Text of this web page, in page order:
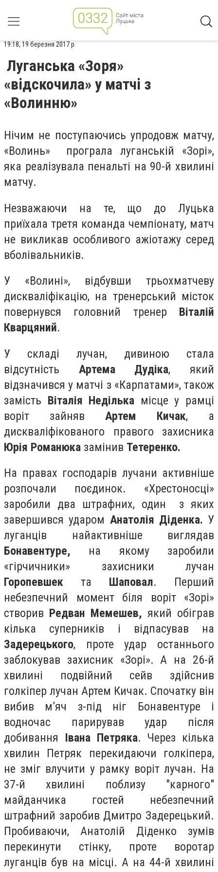
19:18, 19 березня 2017 р.
Луганська «Зоря»
«відскочила» у матчі з
«Волинню»
Нічим не поступаючись упродовж матчу,
«Волинь» програла луганській «Зорі»,
яка реалізувала пенальті на 90-й хвилині
матчу.
Незважаючи на те, що до Луцька
приїхала третя команда чемпіонату, матч
не викликав особливого ажіотажу серед
вболівальників.
У «Волині», відбувши трьохматчеву
дискваліфікацію, на тренерський місток
повернувся головний тренер Віталій
Кварцяний.
У складі лучан, дивиною стала
відсутність Артема Дудіка, який
відзначився у матчі з «Карпатами», також
замість Віталія Неділька місце у рамці
воріт зайняв Артем Кичак, а
дискваліфікованого правого захисника
Юрія Романюка замінив Тетеренко.
На правах господарів лучани активніше
розпочали поєдинок. «Хрестоносці»
заробили два штрафних, один з яких
завершився ударом Анатолія Діденка. У
луганців найактивніше виглядав
Бонавентуре, на якому заробили
«гірчичники» захисники лучан
Горопевшек та Шаповал. Перший
небезпечний момент біля воріт «Зорі»
створив Редван Мемешев, який обіграв
кілька суперників і відпасував на
Задерецького, проте удар останнього
заблокував захисник «Зорі». А на 26-й
хвилині подвійний сейв здійснив
голкіпер лучан Артем Кичак. Спочатку він
вибив м’яч з-під ніг Бонавентуре і
водночас парирував удар після
добивання Івана Петряка. Через кілька
хвилин Петряк перекидаючи голкіпера,
не зміг влучити у рамку воріт лучан. На
37-й хвилині поблизу "карного"
майданчика гостей небезпечний
штрафний заробив Дмитро Задерецький.
Пробиваючи, Анатолій Діденко зумів
перекинути стінку, проте воротар
луганців був на місці. А на 44-й хвилині